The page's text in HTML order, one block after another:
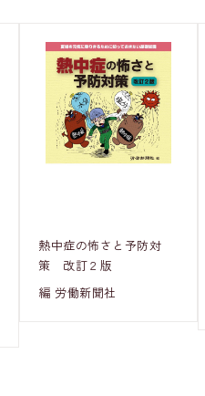
熱中症の怖さと予防対
策 改訂２版
編 労働新聞社